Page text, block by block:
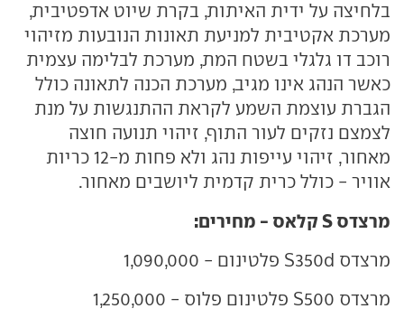
בלחיצה על ידית האיתות, בקרת שיוט אדפטיבית,
מערכת אקטיבית למניעת תאונות הנובעות מזיהוי
רוכב דו גלגלי בשטח המת, מערכת לבלימה עצמית
כאשר הנהג אינו מגיב, מערכת הכנה לתאונה כולל
הגברת עוצמת השמע לקראת ההתנגשות על מנת
לצמצם נזקים לעור התוף, זיהוי תנועה חוצה
מאחור, זיהוי עייפות נהג ולא פחות מ-12 כריות
אוויר - כולל כרית קדמית ליושבים מאחור.
מרצדס S קלאס - מחירים:
מרצדס S350d פלטינום - 1,090,000
מרצדס S500 פלטינום פלוס - 1,250,000